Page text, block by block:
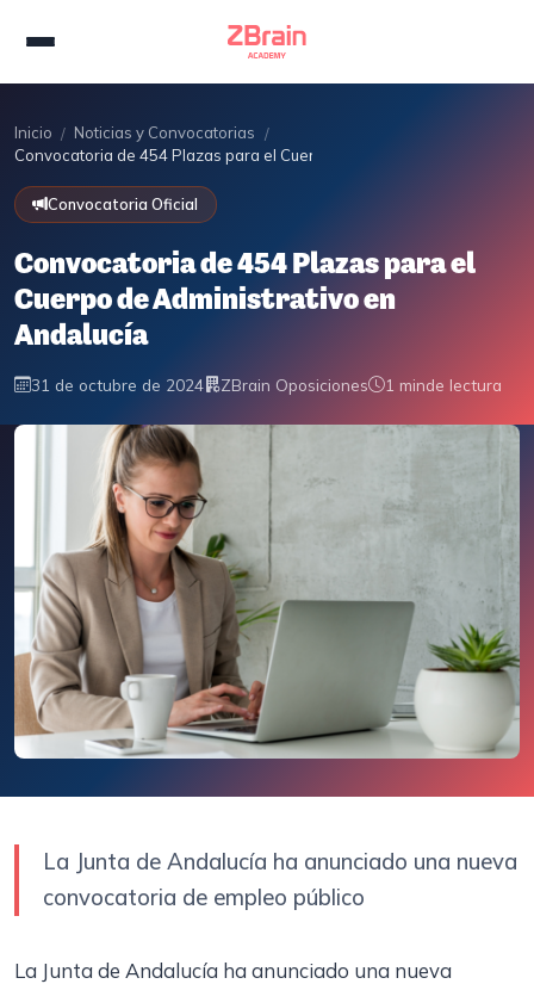
Inicio / Noticias y Convocatorias /
Convocatoria de 454 Plazas para el Cuerpo de Administrativo en
Convocatoria Oficial
Convocatoria de 454 Plazas para el
Cuerpo de Administrativo en
Andalucía
31 de octubre de 2024 ZBrain Oposiciones 1 minde lectura
La Junta de Andalucía ha anunciado una nueva
convocatoria de empleo público
La Junta de Andalucía ha anunciado una nueva